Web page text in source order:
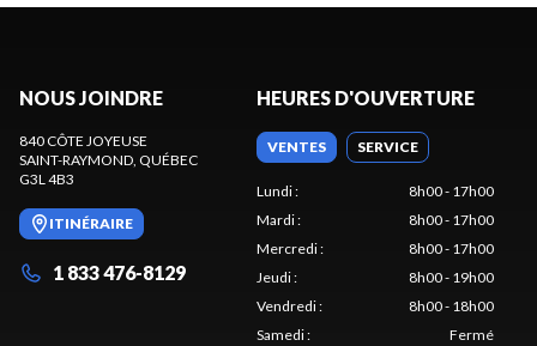
NOUS JOINDRE
840 CÔTE JOYEUSE
SAINT-RAYMOND, QUÉBEC
G3L 4B3
ITINÉRAIRE
1 833 476-8129
HEURES D'OUVERTURE
VENTES SERVICE
Lundi:
8h00 - 17h00
Mardi:
8h00 - 17h00
Mercredi:
8h00 - 17h00
Jeudi:
8h00 - 19h00
Vendredi:
8h00 - 18h00
Samedi:
Fermé